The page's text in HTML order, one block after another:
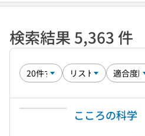
検索結果 5,363 件
こころの科学